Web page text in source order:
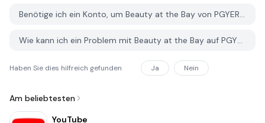
Benötige ich ein Konto, um Beauty at the Bay von PGYER APK HUB herunterzuladen?
Wie kann ich ein Problem mit Beauty at the Bay auf PGYER APK HUB melden?
Haben Sie dies hilfreich gefunden Ja Nein
Am beliebtesten
YouTube